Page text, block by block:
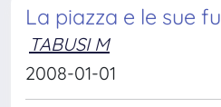
La piazza e le sue
TABUSI M
2008-01-01